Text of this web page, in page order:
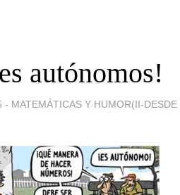
autónomos!
- MATEMÁTICAS Y HUMOR(II-DESDE